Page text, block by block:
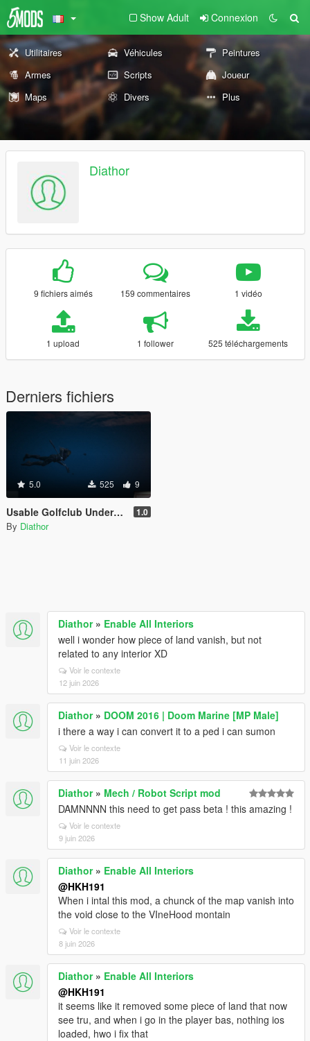
Show Adult Connexion
Utilitaires Véhicules
Peintures
Armes
Scripts
Joueur
Maps
Divers Plus
Diathor
9 fichiers aimés 159 commentaires 1 vidéo
1 upload 1 follower 525 téléchargements
Derniers fichiers
5.0 525 9
Usable Golfclub Underwater for Aquaman 1.0
By Diathor
Diathor» Enable All Interiors
well i wonder how piece of land vanish, but not
related to any interior XD
Voir le contexte
12 juin 2026
Diathor» DOOM 2016 | Doom Marine [MP Male]
i there a way i can convert it to a ped i can sumon
Voir le contexte
11 juin 2026
Diathor» Mech / Robot Script mod
DAMNNNN this need to get pass beta ! this amazing !
Voir le contexte
9 juin 2026
Diathor» Enable All Interiors
@HKH191
When i intal this mod, a chunck of the map vanish into
the void close to the VIneHood montain
Voir le contexte
8 juin 2026
Diathor» Enable All Interiors
@HKH191
it seems like it removed some piece of land that now
see tru, and when i go in the player bas, nothing ios
loaded, hwo i fix that